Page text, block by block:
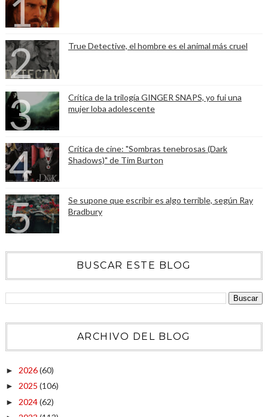
True Detective, el hombre es el animal más cruel
Crítica de la trilogía GINGER SNAPS, yo fui una
mujer loba adolescente
Crítica de cine: "Sombras tenebrosas (Dark
Shadows)" de Tim Burton
Se supone que escribir es algo terrible, según Ray
Bradbury
BUSCAR ESTE BLOG
ARCHIVO DEL BLOG
► 2026(60)
► 2025 (106)
► 2024(62)